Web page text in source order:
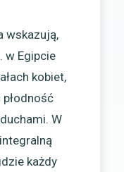
wskazują,
w Egipcie
kobiet,
W
każdy